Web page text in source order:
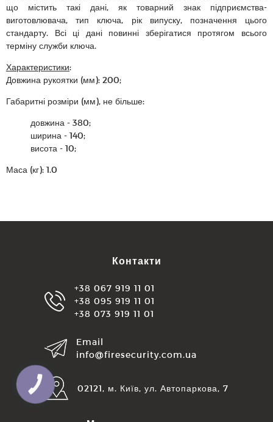
що містить такі дані, як товарний знак підприємства-
виготовлювача, тип ключа, рік випуску, позначення цього
стандарту. Всі ці дані повинні зберігатися протягом всього
терміну служби ключа.
Характеристики:
Довжина рукоятки (мм): 200;
Габаритні розміри (мм), не більше:
довжина - 380;
ширина - 140;
висота - 10;
Маса (кг): 1.0
Контакти
+38 067 919 11 01
+38 095 919 11 01
+38 073 919 11 01
Email
info@firesecurity.com.ua
02121, м. Київ, ул. Автопаркова, 7
КНОПКА
ЗВ'ЯЗКУ